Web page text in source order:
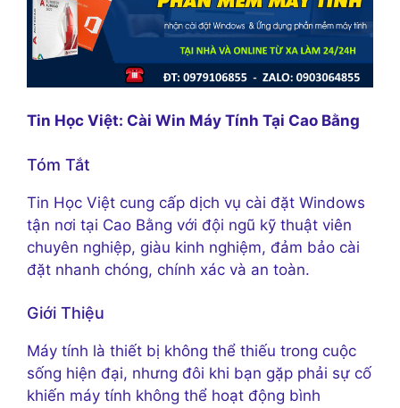
Tin Học Việt: Cài Win Máy Tính Tại Cao Bằng
Tóm Tắt
Tin Học Việt cung cấp dịch vụ cài đặt Windows
tận nơi tại Cao Bằng với đội ngũ kỹ thuật viên
chuyên nghiệp, giàu kinh nghiệm, đảm bảo cài
đặt nhanh chóng, chính xác và an toàn.
Giới Thiệu
Máy tính là thiết bị không thể thiếu trong cuộc
sống hiện đại, nhưng đôi khi bạn gặp phải sự cố
khiến máy tính không thể hoạt động bình